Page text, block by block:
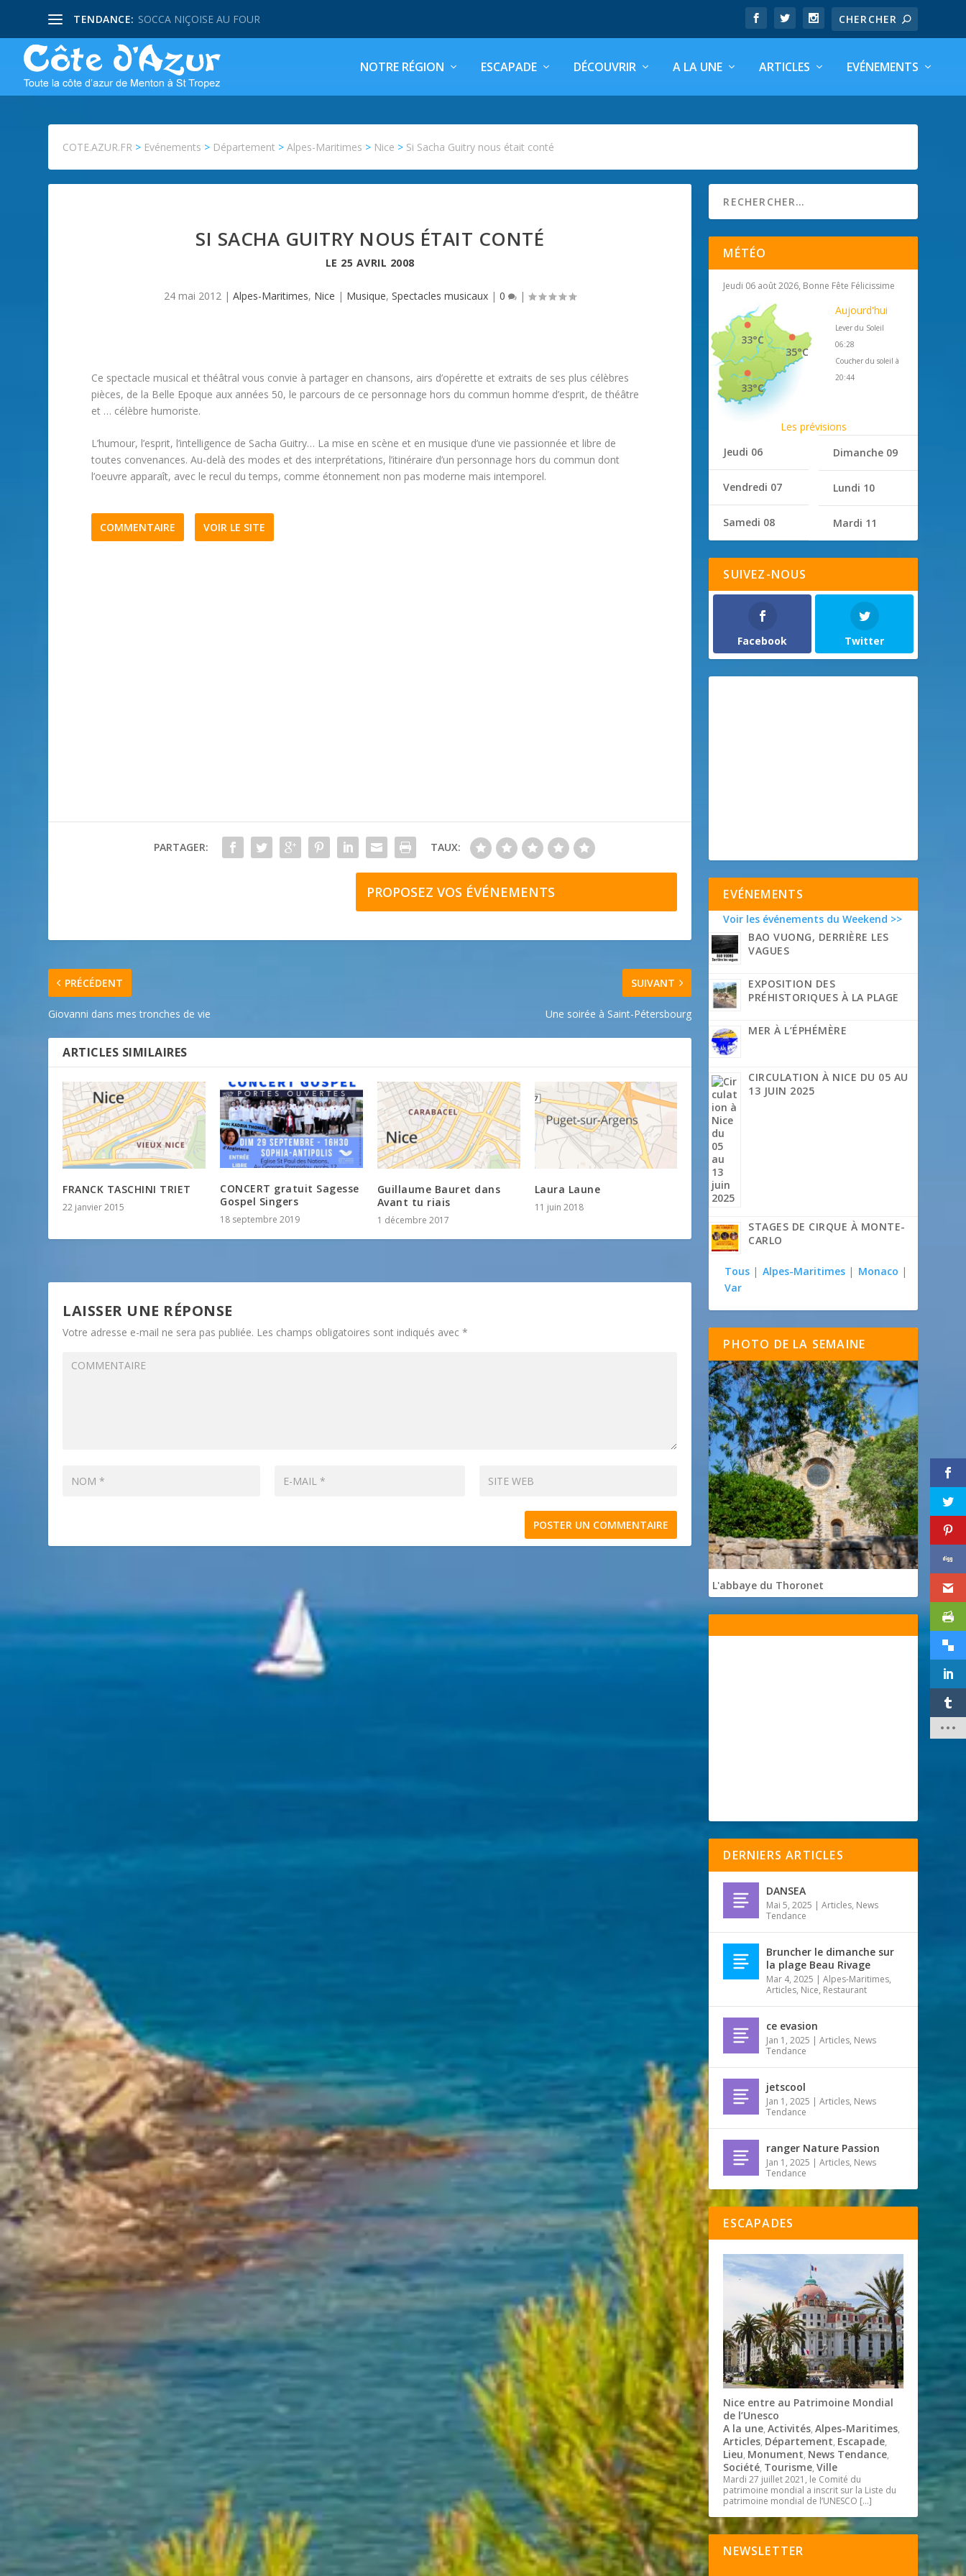
TENDANCE: SOCCA NIÇOISE AU FOUR
NOTRE RÉGION ESCAPADE DÉCOUVRIR A LA UNE ARTICLES EVÉNEMENTS
COTE.AZUR.FR > Evénements > Département >Alpes-Maritimes > Nice > Si Sacha Guitry nous était conté
SI SACHA GUITRY NOUS ÉTAIT CONTÉ
LE 25 AVRIL 2008
24 mai 2012 |Alpes-Maritimes, Nice | Musique,Spectacles musicaux |0 |
Ce spectacle musical et théâtral vous convie à partager en chansons, airs d’opérette et extraits de ses plus célèbres
pièces, de la Belle Epoque aux années 50, le parcours de ce personnage hors du commun homme d’esprit, de théâtre
et … célèbre humoriste.
L’humour, l’esprit, l’intelligence de Sacha Guitry… La mise en scène et en musique d’une vie passionnée et libre de
toutes convenances. Au-delà des modes et des interprétations, l’itinéraire d’un personnage hors du commun dont
l’oeuvre apparaît, avec le recul du temps, comme étonnement non pas moderne mais intemporel.
COMMENTAIRE VOIR LE SITE
PARTAGER: TAUX:
PROPOSEZ VOS ÉVÉNEMENTS
PRÉCÉDENT
Giovanni dans mes tronches de vie
SUIVANT
Une soirée à Saint-Pétersbourg
ARTICLES SIMILAIRES
FRANCK TASCHINI TRIET
22 janvier 2015
CONCERT gratuit Sagesse
Gospel Singers
18 septembre 2019
Guillaume Bauret dans
Avant tu riais
1 décembre 2017
Laura Laune
11 juin 2018
LAISSER UNE RÉPONSE
Votre adresse e-mail ne sera pas publiée. Les champs obligatoires sont indiqués avec*
MÉTÉO
Jeudi 06 août 2026, Bonne Fête Félicissime
35°C
33°C
33°C
Aujourd'hui
Lever du Soleil
06:28
Coucher du soleil à
20:44
Les prévisions
Jeudi 06
Vendredi 07
Samedi 08
Dimanche 09
Lundi 10
Mardi 11
SUIVEZ-NOUS
Facebook Twitter
EVÉNEMENTS
Voir les événements du Weekend >>
BAO VUONG, DERRIÈRE LES
VAGUES
EXPOSITION DES
PRÉHISTORIQUES À LA PLAGE
MER À L’ÉPHÉMÈRE
CIRCULATION À NICE DU 05 AU
13 JUIN 2025
STAGES DE CIRQUE À MONTE-
CARLO
Tous | Alpes-Maritimes | Monaco |
Var
PHOTO DE LA SEMAINE
L'abbaye du Thoronet
DERNIERS ARTICLES
DANSEA
Mai 5, 2025 |Articles, News
Tendance
Bruncher le dimanche sur
la plage Beau Rivage
Mar 4, 2025 |Alpes-Maritimes,
Articles, Nice, Restaurant
ce evasion
Jan 1, 2025 |Articles, News
Tendance
jetscool
Jan 1, 2025 |Articles, News
Tendance
ranger Nature Passion
Jan 1, 2025 |Articles, News
Tendance
ESCAPADES
Nice entre au Patrimoine Mondial
de l’Unesco
A la une,Activités,Alpes-Maritimes,
Articles, Département, Escapade,
Lieu, Monument, News Tendance,
Société, Tourisme,Ville
Mardi 27 juillet 2021, le Comité du
patrimoine mondial a inscrit sur la Liste du
patrimoine mondial de l’UNESCO […]
NEWSLETTER